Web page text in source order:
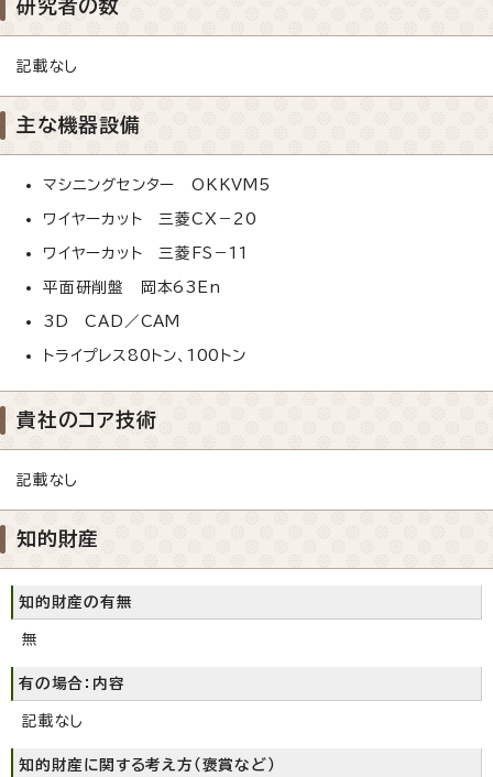
研究者の数
記載なし
主な機器設備
マシニングセンター OKKVM5
ワイヤーカット 三菱CX－20
ワイヤーカット 三菱FS－11
平面研削盤 岡本63En
3D CAD／CAM
トライプレス80トン、100トン
貴社のコア技術
記載なし
知的財産
知的財産の有無
無
有の場合：内容
記載なし
知的財産に関する考え方（褒賞など）